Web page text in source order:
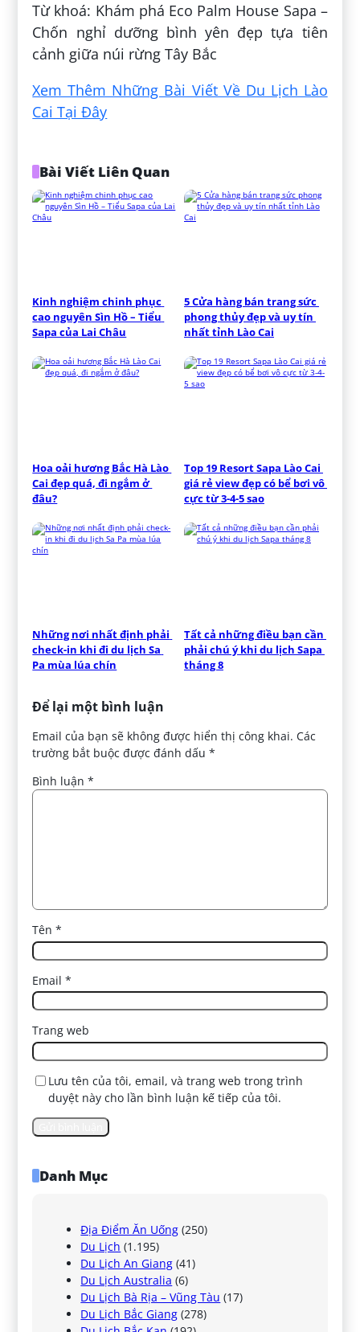
Từ khoá: Khám phá Eco Palm House Sapa –
Chốn nghỉ dưỡng bình yên đẹp tựa tiên
cảnh giữa núi rừng Tây Bắc
Xem Thêm Những Bài Viết Về Du Lịch Lào
Cai Tại Đây
Bài Viết Liên Quan
Kinh nghiệm chinh phục
cao nguyên Sìn Hồ – Tiểu
Sapa của Lai Châu
5 Cửa hàng bán trang sức
phong thủy đẹp và uy tín
nhất tỉnh Lào Cai
Hoa oải hương Bắc Hà Lào
Cai đẹp quá, đi ngắm ở
đâu?
Top 19 Resort Sapa Lào Cai
giá rẻ view đẹp có bể bơi vô
cực từ 3-4-5 sao
Những nơi nhất định phải
check-in khi đi du lịch Sa
Pa mùa lúa chín
Tất cả những điều bạn cần
phải chú ý khi du lịch Sapa
tháng 8
Để lại một bình luận
Email của bạn sẽ không được hiển thị công khai. Các
trường bắt buộc được đánh dấu*
Bình luận*
Tên*
Email*
Trang web
Lưu tên của tôi, email, và trang web trong trình
duyệt này cho lần bình luận kế tiếp của tôi.
Danh Mục
Địa Điểm Ăn Uống (250)
Du Lịch (1.195)
Du Lịch An Giang (41)
Du Lịch Australia (6)
Du Lịch Bà Rịa – Vũng Tàu (17)
Du Lịch Bắc Giang (278)